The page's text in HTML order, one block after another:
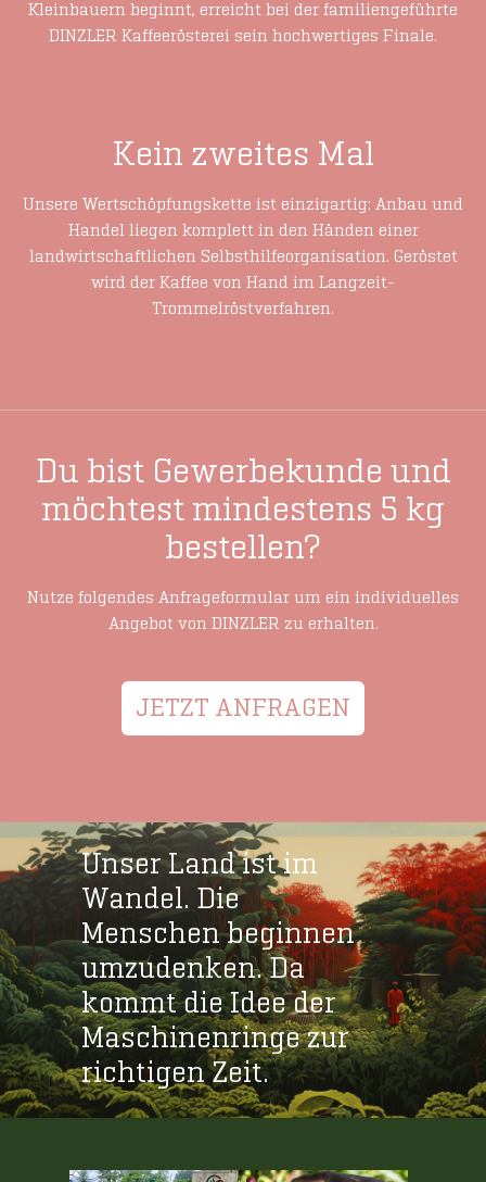
Kleinbauern beginnt, erreicht bei der familiengeführte
DINZLER Kaffeerösterei sein hochwertiges Finale.
Kein zweites Mal
Unsere Wertschöpfungskette ist einzigartig: Anbau und
Handel liegen komplett in den Händen einer
landwirtschaftlichen Selbsthilfeorganisation. Geröstet
wird der Kaffee von Hand im Langzeit-
Trommelröstverfahren.
Du bist Gewerbekunde und
möchtest mindestens 5 kg
bestellen?
Nutze folgendes Anfrageformular um ein individuelles
Angebot von DINZLER zu erhalten.
JETZT ANFRAGEN
Unser Land ist im
Wandel. Die
Menschen beginnen
umzudenken. Da
kommt die Idee der
Maschinenringe zur
richtigen Zeit.